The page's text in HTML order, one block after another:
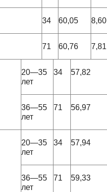
34 60,05 8,60
71 60,76 7,81
20—35
лет
34 57,82
36—55
лет
71 56,97
20—35
лет
34 57,94
36—55
лет
71 59,33